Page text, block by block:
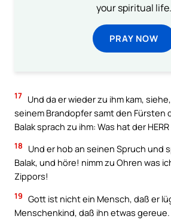
your spiritual life.
PRAY NOW
17 Und da er wieder zu ihm kam,
seinem Brandopfer samt den Fürsten
Balak sprach zu ihm: Was hat der
18
Und er hob an seinen Spruch und
Balak, und höre! nimm zu Ohren was
Zippors!
19 Gott ist nicht ein Mensch, daß er
Menschenkind, daß ihn etwas